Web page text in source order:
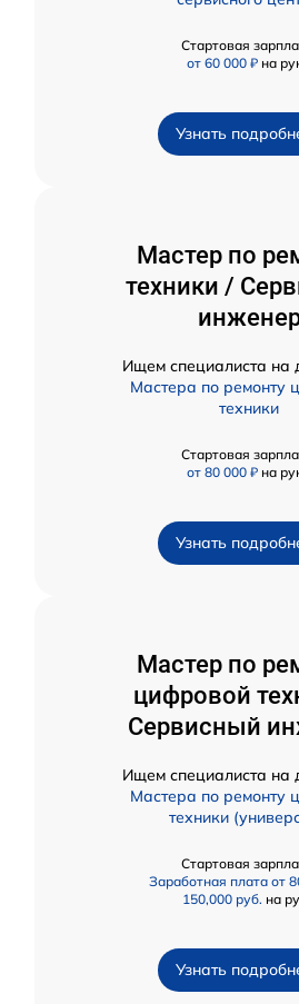
Стартовая
от 60 000 ₽ на
Узнать
Мастер по
техники /
Ищем специалиста на
Мастера по ремонту
техники
Стартовая
от 80 000 ₽ на
Узнать
Мастер по
цифровой
Сервисный
Ищем специалиста на
Мастера по ремонту
техники
Стартовая
Заработная плата от
150,000 руб. на
Узнать